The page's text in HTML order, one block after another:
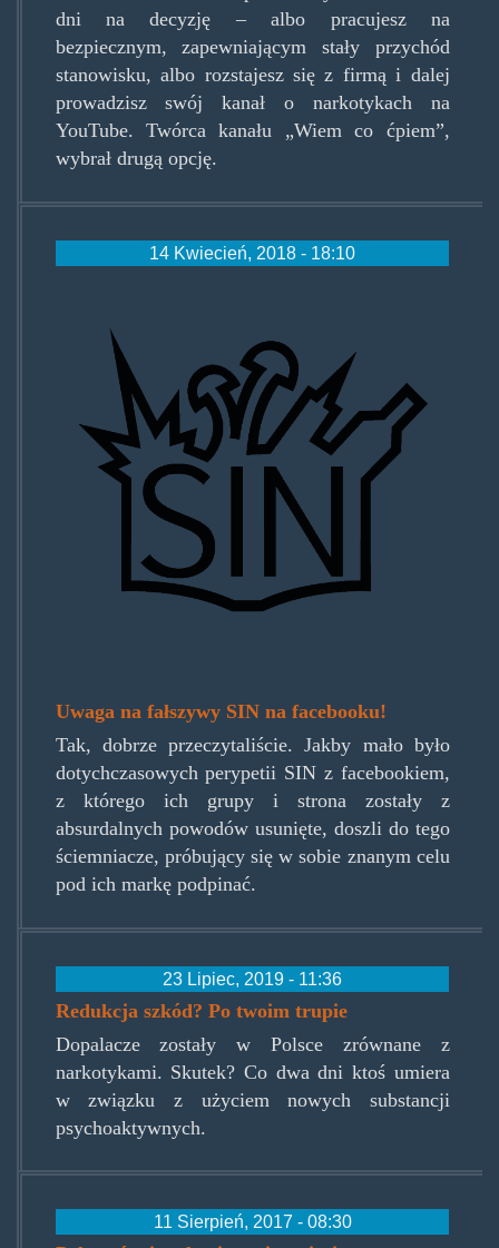
dni na decyzję – albo pracujesz na
bezpiecznym, zapewniającym stały przychód
stanowisku, albo rozstajesz się z firmą i dalej
prowadzisz swój kanał o narkotykach na
YouTube. Twórca kanału „Wiem co ćpiem”,
wybrał drugą opcję.
14 Kwiecień, 2018 - 18:10
Uwaga na fałszywy SIN na facebooku!
Tak, dobrze przeczytaliście. Jakby mało było
dotychczasowych perypetii SIN z facebookiem,
z którego ich grupy i strona zostały z
absurdalnych powodów usunięte, doszli do tego
ściemniacze, próbujący się w sobie znanym celu
pod ich markę podpinać.
23 Lipiec, 2019 - 11:36
Redukcja szkód? Po twoim trupie
Dopalacze zostały w Polsce zrównane z
narkotykami. Skutek? Co dwa dni ktoś umiera
w związku z użyciem nowych substancji
psychoaktywnych.
11 Sierpień, 2017 - 08:30